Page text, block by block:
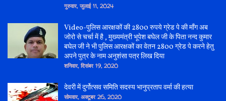
गुरुवार, जुलाई 11, 2024
Video-पुलिस आरक्षकों की 2800 रुपये ग्रेड पे की माँग अब
जोरो से चर्चा में है , मुख्यमंत्री भूपेश बघेल जी के पिता नन्द कुमार
बघेल जी ने भी पुलिस आरक्षकों का वेतन 2800 ग्रेड पे करने हेतु
अपने पुत्र के नाम अनुशंसा पत्र लिख दिया
शनिवार, दिसंबर 19, 2020
देवरी में दुर्गोत्सव समिति सदस्य भानुप्रताप वर्मा की हत्या
सोमवार, अक्टूबर 26, 2020